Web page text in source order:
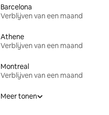
Barcelona
Verblijven van een maand
Athene
Verblijven van een maand
Montreal
Verblijven van een maand
Meer tonen